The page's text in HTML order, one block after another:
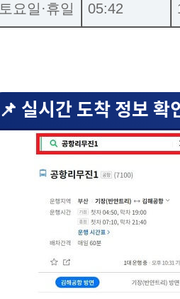
토요일·휴일 05:42
📌 실시간 도착 정보 확